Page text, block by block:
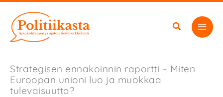
sisältöön
Strategisen ennakoinnin raportti – Miten
Euroopan unioni luo ja muokkaa
tulevaisuutta?